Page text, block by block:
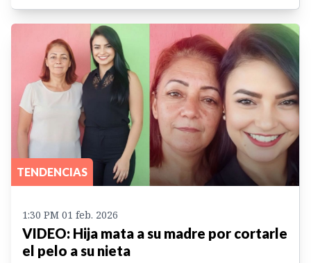
TENDENCIAS
1:30 PM 01 feb. 2026
VIDEO: Hija mata a su madre por cortarle
el pelo a su nieta